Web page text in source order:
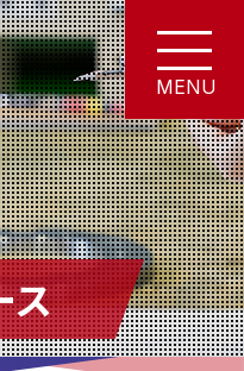
ス